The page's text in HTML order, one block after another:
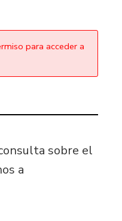
para acceder a
sobre el
a